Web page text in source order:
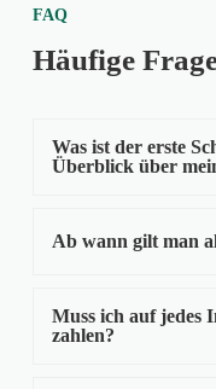
FAQ
Häufige
Was ist der erste
Überblick über
Ab wann gilt man
Muss ich auf jedes
zahlen?